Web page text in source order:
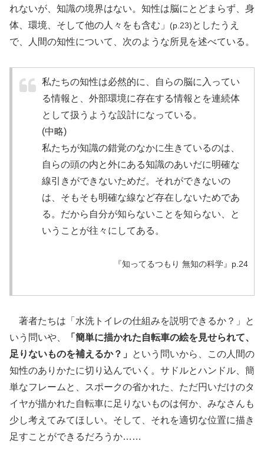
れないが、知識の境界はない。知性は脳にとどまらず、身
体、環境、そして他の人々をも含む」 (p.23)としたうえ
で、人間の知性について、次のような所見を述べている。
私たちの知性は必然的に、自らの脳に入ってい
る情報と、外部環境に存在する情報とを連続体
として扱うような設計になっている。
(中略)
私たちが知識の錯覚のなかに生きているのは、
自らの頭の内と外にある知識のあいだに明確な
線引きができないためだ。それができないの
は、そもそも明確な線など存在しないためであ
る。だから自分が知らないことを知らない、と
いうことが往々にしてある。
『知ってるつもり 無知の科学』p.24
著者たちは「水洗トイレの仕組みを説明できるか？」と
いう問いや、
「簡単に描かれた自転車の絵を見せられて、
足りないものを補えるか？」
という問いから、この人間の
知性のありかたに切り込んでいく。サドルとハンドル、簡
単なフレームと、スポークの省かれた、ただ円いだけのタ
イヤが描かれた自転車に足りないものは何か、みなさんも
少し考えてみてほしい。そして、それを適切な位置に描き
足すことができるだろうか……